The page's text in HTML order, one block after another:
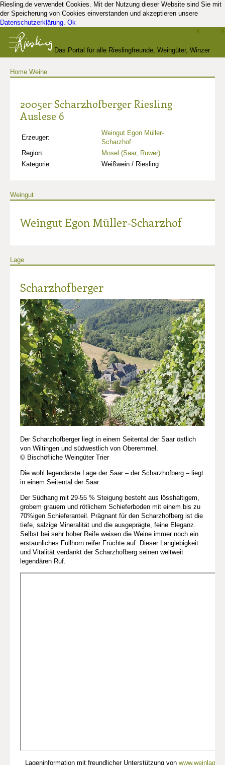
Riesling.de verwendet Cookies. Mit der Nutzung dieser Website sind Sie mit
der Speicherung von Cookies einverstanden und akzeptieren unsere
Datenschutzerklärung. Ok
Das Portal für alle Rieslingfreunde, Weingüter, Winzer
Home Weine
2005er Scharzhofberger Riesling
Auslese 6
Erzeuger:
Weingut Egon Müller-
Scharzhof
Region:
Mosel (Saar, Ruwer)
Kategorie:
Weißwein / Riesling
Weingut
Weingut Egon Müller-Scharzhof
Lage
Scharzhofberger
Der Scharzhofberger liegt in einem Seitental der Saar östlich
von Wiltingen und südwestlich von Oberemmel.
© Bischöfliche Weingüter Trier
Die wohl legendärste Lage der Saar – der Scharzhofberg – liegt
in einem Seitental der Saar.
Der Südhang mit 29-55 % Steigung besteht aus lösshaltigem,
grobem grauem und rötlichem Schieferboden mit einem bis zu
70%igen Schieferanteil. Prägnant für den Scharzhofberg ist die
tiefe, salzige Mineralität und die ausgeprägte, feine Eleganz.
Selbst bei sehr hoher Reife weisen die Weine immer noch ein
erstaunliches Füllhorn reifer Früchte auf. Dieser Langlebigkeit
und Vitalität verdankt der Scharzhofberg seinen weltweit
legendären Ruf.
Lageninformation mit freundlicher Unterstützung von